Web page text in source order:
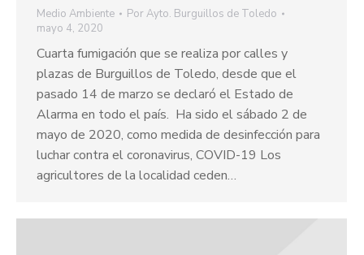
Medio Ambiente PorAyto. Burguillos de Toledo
mayo 4, 2020
Cuarta fumigación que se realiza por calles y
plazas de Burguillos de Toledo, desde que el
pasado 14 de marzo se declaró el Estado de
Alarma en todo el país. Ha sido el sábado 2 de
mayo de 2020, como medida de desinfección para
luchar contra el coronavirus, COVID-19 Los
agricultores de la localidad ceden…